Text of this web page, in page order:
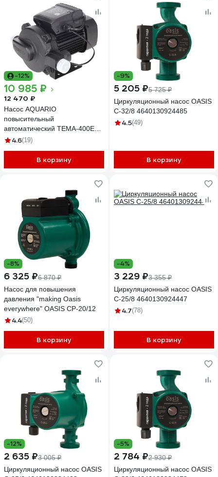
-12%
10 985 ₽
12 470 ₽
Насос AQUARIO
повысительный
автоматический TEMA-400EA
2400
4.6(19)
В корзину
-9%
5 205 ₽5 725 ₽
Циркуляционный насос OASIS
C-32/8 4640130924485
4.5(49)
В корзину
-8%
6 325 ₽6 870 ₽
Насос для повышения
давления "making Оasis
everywhere" OASIS CP-20/12
4.4(50)
В корзину
-4%
3 229 ₽3 355 ₽
Циркуляционный насос OASIS
C-25/8 4640130924447
4.7(78)
В корзину
-12%
2 635 ₽3 005 ₽
Циркуляционный насос OASIS
-5%
2 784 ₽2 930 ₽
Циркуляционный насос OASIS